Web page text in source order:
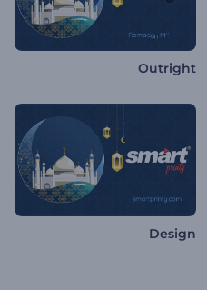
Outright
Design